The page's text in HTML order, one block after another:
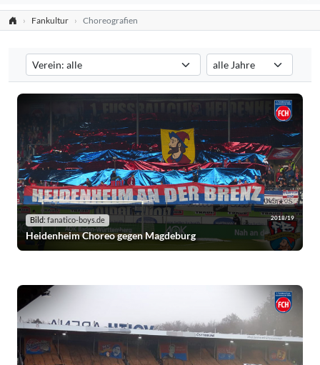
Fankultur Choreografien
Verein auswählen
Filtert die Choreografien nach dem ausgewählten Verein.
Saison auswählen
Filtert die Choreografien
Bild: fanatico-boys.de 2018/19
Heidenheim Choreo gegen Magdeburg